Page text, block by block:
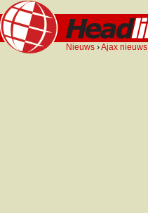
Nieuws ›Ajax nieuws